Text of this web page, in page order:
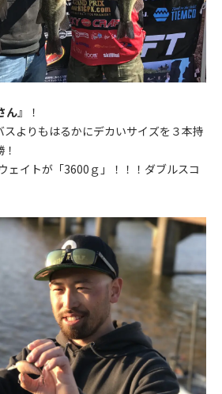
ん』！
よりもはるかにデカいサイズを３本持
ェイトが「3600ｇ」！！！ダブルスコ